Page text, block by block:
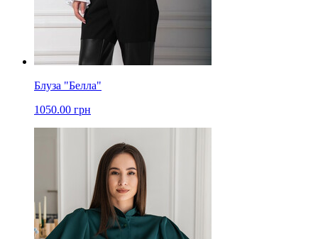
Блуза "Белла"
1050.00 грн